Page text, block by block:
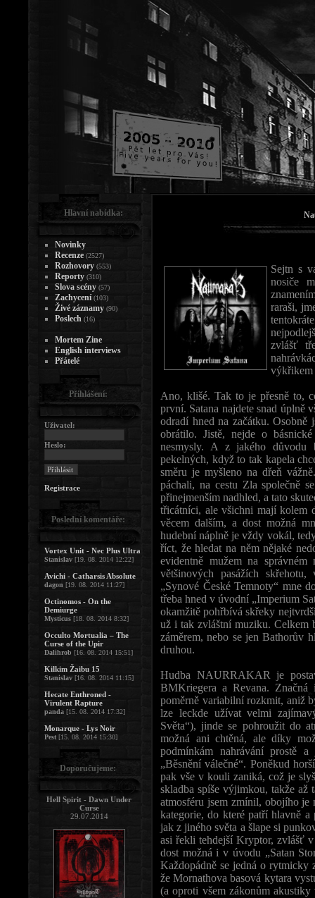
Sejtn s
nosiče
raraši,
zvlášť
výkřikem
Ano, klišé. Tak to je přesně to,
první. Satana najdete snad úplně
odradí hned na začátku. Osobně
obrátilo. Jistě, nejde o
nesmysly. A z jakého důvodu
pekelných, když to tak kapela
směru je myšleno na dřeň
páchali, na cestu Zla společně
přinejmenším nadhled, a tato
třicátníci, ale všichni mají kolem
věcem dalším, a dost možná
hudební náplně je vždy vokál,
říct, že hledat na něm nějaké
evidentně mužem na
většinových pasážích
„Synové České Temnoty“ mne
třeba hned v úvodní „Imperium
okamžitě pohřbívá skřeky
už i tak zvláštní muziku. Celkem
záměrem, nebo se jen Bathorův
druhou.
Hudba NAURRAKAR je
BMKriegera a Revana. Značná
poměrně variabilní rozkmit, aniž
lze leckde užívat velmi
Světa“), jinde se pohroužit do
možná ani chtěná, ale díky
podmínkám nahrávání prostě
„Běsnění válečné“. Poněkud
pak vše v kouli zaniká, což je
skladba spíše výjimkou, takže
atmosféru jsem zmínil, obojího je
kategorie, do které patří hlavně
jak z jiného světa a šlape si
asi řekli tehdejší Kryptor, zvlášť v
dost možná i v úvodu „Satan
Každopádně se jedná o rytmicky
že Mornathova basová kytara
(a oproti všem zákonům
Hlavní nabídka:
Novinky
Recenze (2527)
Rozhovory (553)
Reporty (310)
Slova scény (57)
Zachycení (103)
Živé záznamy (90)
Poslech (16)
Mortem Zine
English interviews
Přátelé
Přihlášení:
Uživatel:
Heslo:
Registrace
Poslední komentáře:
Vortex Unit - Nec Plus Ultra
Stanislav [19. 08. 2014 12:22]
Avichi - Catharsis Absolute
dagon [19. 08. 2014 11:27]
Octinomos - On the
Demiurge
Mysticus [18. 08. 2014 8:32]
Occulto Mortualia – The
Curse of the Upir
Dalihrob [16. 08. 2014 15:51]
Kilkim Žaibu 15
Stanislav [16. 08. 2014 11:15]
Hecate Enthroned -
Virulent Rapture
panda [15. 08. 2014 17:32]
Monarque - Lys Noir
Pest [15. 08. 2014 15:30]
Doporučujeme:
Hell Spirit - Dawn Under
Curse
29.07.2014